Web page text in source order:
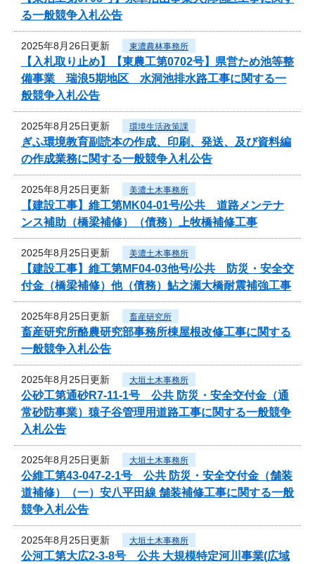
る一般競争入札公告
2025年8月26日更新 東濃農林事務所
【入札取り止め】【東農工第0702号】県営ため池等整
備事業 瑞浪5期地区 水洞池排水路工事に関する一
般競争入札公告
2025年8月25日更新 環境生活政策課
ぎふ環境教育副読本の作成、印刷、発送、及び資料編
の作成業務に関する一般競争入札公告
2025年8月25日更新 美濃土木事務所
【建設工事】維工第MK04-01号/公共 道路メンテナ
ンス補助（橋梁補修）（債務）上牧橋補修工事
2025年8月25日更新 美濃土木事務所
【建設工事】維工第MF04-03他号/公共 防災・安全交
付金（橋梁補修）他（債務）鮎之瀬大橋耐震補強工事
2025年8月25日更新 畜産研究所
畜産研究所酪農研究部事務所棟屋根改修工事に関する
一般競争入札公告
2025年8月25日更新 大垣土木事務所
公砂工第通砂R7-11-1号 公共 防災・安全交付金（通
常砂防事業）猿子谷管理用道路工事に関する一般競争
入札公告
2025年8月25日更新 大垣土木事務所
公維工第43-047-2-1号 公共 防災・安全交付金（舗装
道補修）（一）安八平田線 舗装補修工事に関する一般
競争入札公告
2025年8月25日更新 大垣土木事務所
公河工第大広2-3-8号 公共 大規模特定河川事業(広域